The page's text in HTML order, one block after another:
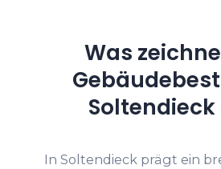
Was
Soltendieck
In Soltendieck prägt ein